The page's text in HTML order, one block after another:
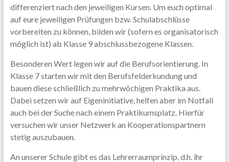
differenziert nach den jeweiligen Kursen. Um euch optimal
auf eure jeweiligen Prüfungen bzw. Schulabschlüsse
vorbereiten zu können, bilden wir (sofern es organisatorisch
möglich ist) ab Klasse 9 abschlussbezogene Klassen.
Besonderen Wert legen wir auf die Berufsorientierung. In
Klasse 7 starten wir mit den Berufsfelderkundung und
bauen diese schließlich zu mehrwöchigen Praktika aus.
Dabei setzen wir auf Eigeninitiative, helfen aber im Notfall
auch bei der Suche nach einem Praktikumsplatz. Hierfür
versuchen wir unser Netzwerk an Kooperationspartnern
stetig auszubauen.
An unserer Schule gibt es das Lehrerraumprinzip, d.h. ihr